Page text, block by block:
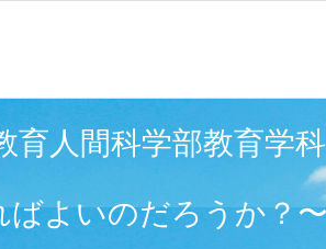
育人間科学部教育
ばよいのだろうか？